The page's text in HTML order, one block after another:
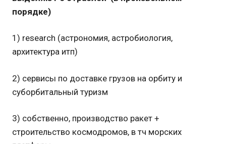
порядке)
1) research (астрономия, астробиология,
архитектура итп)
2) сервисы по доставке грузов на орбиту и
суборбитальный туризм
3) собственно, производство ракет +
строительство космодромов, в тч морских